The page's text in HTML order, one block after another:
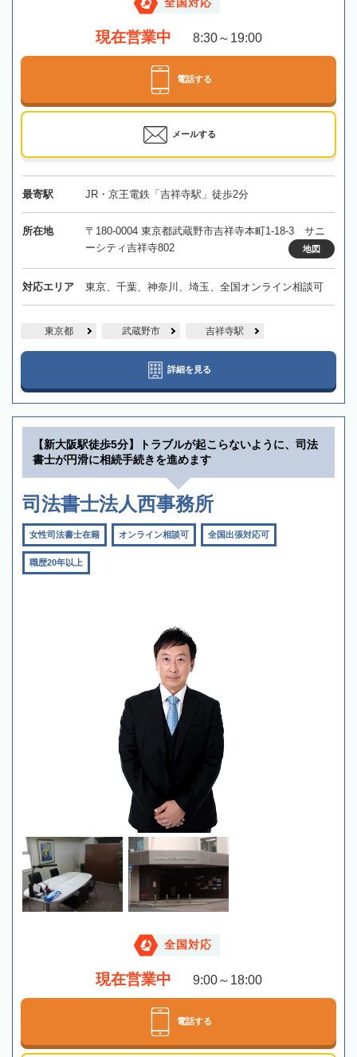
全国対応
現在営業中 8:30～19:00
電話する
メールする
最寄駅 JR・京王電鉄「吉祥寺駅」徒歩2分
所在地
〒180-0004 東京都武蔵野市吉祥寺本町1-18-3 サニ
ーシティ吉祥寺802
地図
対応エリア 東京、千葉、神奈川、埼玉、全国オンライン相談可
東京都 武蔵野市 吉祥寺駅
詳細を見る
【新大阪駅徒歩5分】トラブルが起こらないように、司法
書士が円滑に相続手続きを進めます
司法書士法人西事務所
女性司法書士在籍 オンライン相談可 全国出張対応可
職歴20年以上
全国対応
現在営業中 9:00～18:00
電話する